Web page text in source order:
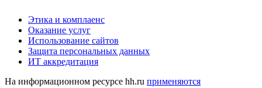
Этика и комплаенс
Оказание услуг
Использование сайтов
Защита персональных данных
ИТ аккредитация
На информационном ресурсе hh.ru применяются